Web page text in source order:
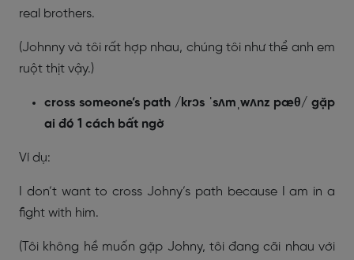
real brothers.
(Johnny và tôi rất hợp nhau, chúng tôi như thể anh em
ruột thịt vậy.)
cross someone’s path /krɔs ˈsʌmˌwʌnz pæθ/ gặp
ai đó 1 cách bất ngờ
Ví dụ:
I don’t want to cross Johny’s path because I am in a
fight with him.
(Tôi không hề muốn gặp Johny, tôi đang cãi nhau với